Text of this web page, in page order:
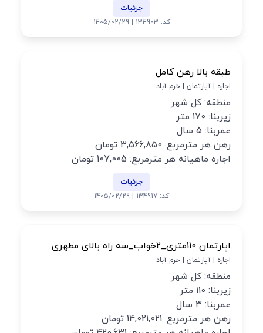
جزئیات
کد: 134903 | 1405/02/29
طبقه بالا رهن کامل
اجاره | آپارتمان | خرم آباد
منطقه: کل شهر
زیربنا: 170 متر
عمربنا: 5 سال
رهن هر مترمربع: 3,566,850 تومان
اجاره ماهیانه هر مترمربع: 107,005 تومان
جزئیات
کد: 134917 | 1405/02/29
اپارتمان 110متری_2خواب_سه راه بالای مطهری
اجاره | آپارتمان | خرم آباد
منطقه: کل شهر
زیربنا: 110 متر
عمربنا: 3 سال
رهن هر مترمربع: 14,021,021 تومان